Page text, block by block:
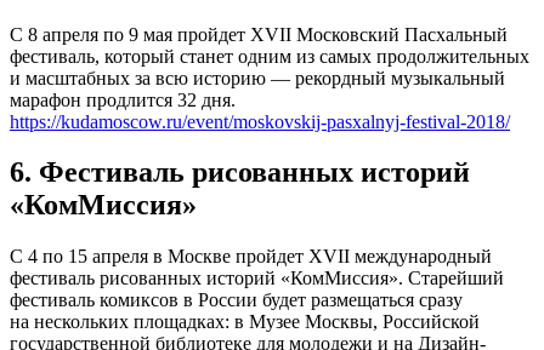
С 8 апреля по 9 мая пройдет XVII Московский Пасхальный
фестиваль, который станет одним из самых продолжительных
и масштабных за всю историю — рекордный музыкальный
марафон продлится 32 дня.
https://kudamoscow.ru/event/moskovskij-pasxalnyj-festival-2018/
6. Фестиваль рисованных историй
«КомМиссия»
С 4 по 15 апреля в Москве пройдет XVII международный
фестиваль рисованных историй «КомМиссия». Старейший
фестиваль комиксов в России будет размещаться сразу
на нескольких площадках: в Музее Москвы, Российской
государственной библиотеке для молодежи и на Дизайн-